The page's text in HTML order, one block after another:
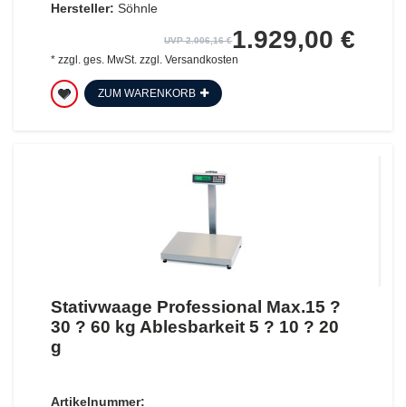
Hersteller: Söhnle
UVP 2.006,16 €1.929,00 €
* zzgl. ges. MwSt.zzgl. Versandkosten
ZUM WARENKORB
Stativwaage Professional Max.15 ?
30 ? 60 kg Ablesbarkeit 5 ? 10 ? 20
g
Artikelnummer: